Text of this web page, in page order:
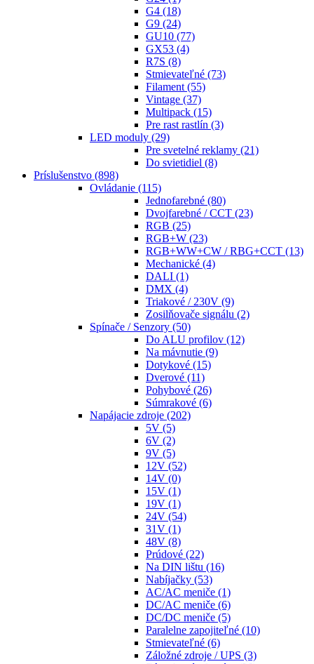
G4 (18)
G9 (24)
GU10 (77)
GX53 (4)
R7S (8)
Stmievateľné (73)
Filament (55)
Vintage (37)
Multipack (15)
Pre rast rastlín (3)
LED moduly (29)
Pre svetelné reklamy (21)
Do svietidiel (8)
Príslušenstvo (898)
Ovládanie (115)
Jednofarebné (80)
Dvojfarebné / CCT (23)
RGB (25)
RGB+W (23)
RGB+WW+CW / RBG+CCT (13)
Mechanické (4)
DALI (1)
DMX (4)
Triakové / 230V (9)
Zosilňovače signálu (2)
Spínače / Senzory (50)
Do ALU profilov (12)
Na mávnutie (9)
Dotykové (15)
Dverové (11)
Pohybové (26)
Súmrakové (6)
Napájacie zdroje (202)
5V (5)
6V (2)
9V (5)
12V (52)
14V (0)
15V (1)
19V (1)
24V (54)
31V (1)
48V (8)
Prúdové (22)
Na DIN lištu (16)
Nabíjačky (53)
AC/AC meniče (1)
DC/AC meniče (6)
DC/DC meniče (5)
Paralelne zapojiteľné (10)
Stmievateľné (6)
Záložné zdroje / UPS (3)